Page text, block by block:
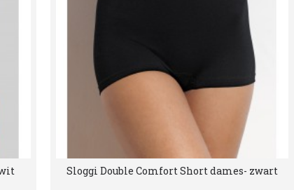
Sloggi Double Comfort Short dames- zwart